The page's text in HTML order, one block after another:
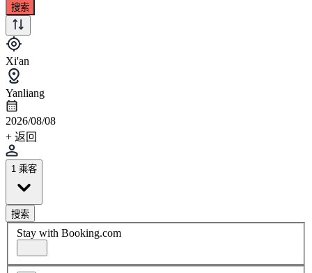
搜索
Xi'an
Yanliang
2026/08/08
+ 返回
1 乘客
搜索
Stay with Booking.com